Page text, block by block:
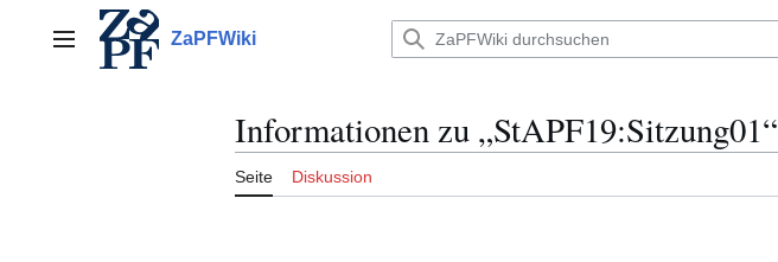
springenHauptmenü ZaPFWiki
Informationen zu „StAPF19:Sitzung01“
Seite Diskussion